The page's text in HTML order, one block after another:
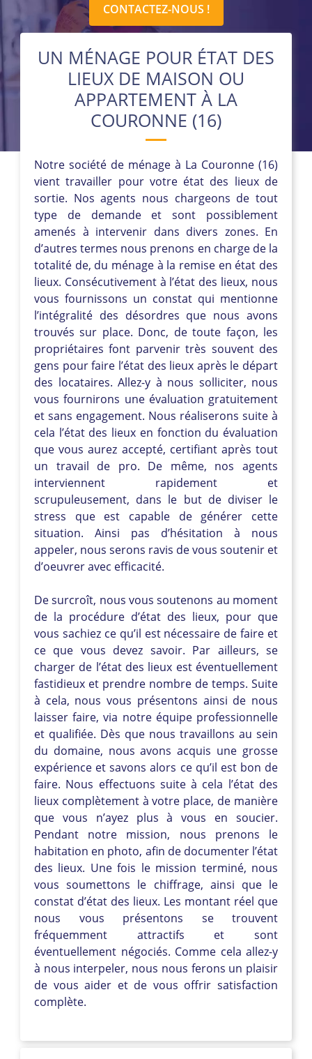
CONTACTEZ-NOUS !
UN MÉNAGE POUR ÉTAT DES
LIEUX DE MAISON OU
APPARTEMENT À LA
COURONNE (16)
Notre société de ménage à La Couronne (16)
vient travailler pour votre état des lieux de
sortie. Nos agents nous chargeons de tout
type de demande et sont possiblement
amenés à intervenir dans divers zones. En
d’autres termes nous prenons en charge de la
totalité de, du ménage à la remise en état des
lieux. Consécutivement à l’état des lieux, nous
vous fournissons un constat qui mentionne
l’intégralité des désordres que nous avons
trouvés sur place. Donc, de toute façon, les
propriétaires font parvenir très souvent des
gens pour faire l’état des lieux après le départ
des locataires. Allez-y à nous solliciter, nous
vous fournirons une évaluation gratuitement
et sans engagement. Nous réaliserons suite à
cela l’état des lieux en fonction du évaluation
que vous aurez accepté, certifiant après tout
un travail de pro. De même, nos agents
interviennent rapidement et
scrupuleusement, dans le but de diviser le
stress que est capable de générer cette
situation. Ainsi pas d’hésitation à nous
appeler, nous serons ravis de vous soutenir et
d’oeuvrer avec efficacité.
De surcroît, nous vous soutenons au moment
de la procédure d’état des lieux, pour que
vous sachiez ce qu’il est nécessaire de faire et
ce que vous devez savoir. Par ailleurs, se
charger de l’état des lieux est éventuellement
fastidieux et prendre nombre de temps. Suite
à cela, nous vous présentons ainsi de nous
laisser faire, via notre équipe professionnelle
et qualifiée. Dès que nous travaillons au sein
du domaine, nous avons acquis une grosse
expérience et savons alors ce qu’il est bon de
faire. Nous effectuons suite à cela l’état des
lieux complètement à votre place, de manière
que vous n’ayez plus à vous en soucier.
Pendant notre mission, nous prenons le
habitation en photo, afin de documenter l’état
des lieux. Une fois le mission terminé, nous
vous soumettons le chiffrage, ainsi que le
constat d’état des lieux. Les montant réel que
nous vous présentons se trouvent
fréquemment attractifs et sont
éventuellement négociés. Comme cela allez-y
à nous interpeler, nous nous ferons un plaisir
de vous aider et de vous offrir satisfaction
complète.